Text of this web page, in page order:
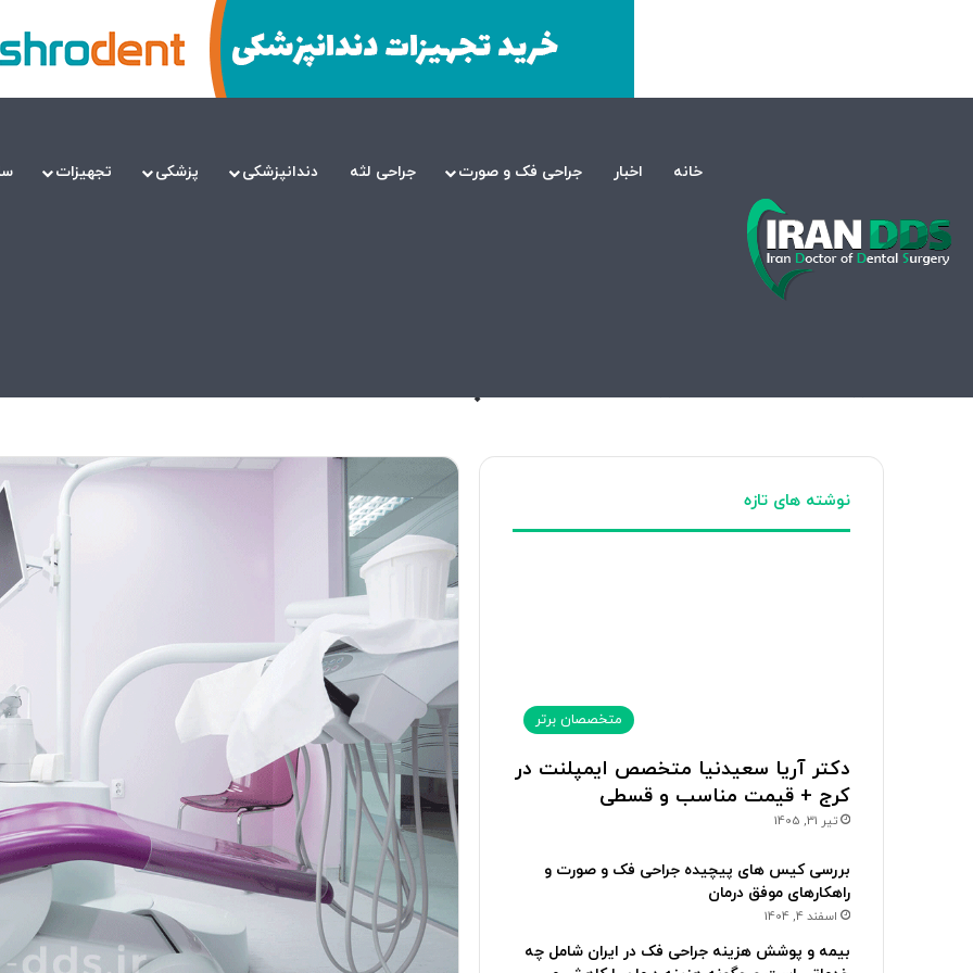
خانه اخبار جراحی فک و صورت جراحی لثه دندانپزشکی پزشکی تجهیزات
صفحه اصلی/ تجهیزات
نوشته های تازه
متخصصان برتر
دکتر آریا سعیدنیا متخصص ایمپلنت در
کرج + قیمت مناسب و قسطی
تیر 31, 1405
بررسی کیس های پیچیده جراحی فک و صورت و
راهکارهای موفق درمان
اسفند 4, 1404
بیمه و پوشش هزینه جراحی فک در ایران شامل چه